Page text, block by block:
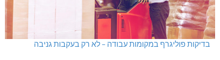
בדיקות פוליגרף במקומות עבודה – לא רק בעקבות גניבה